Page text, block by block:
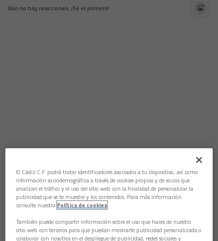
Aún no hay reacciones. ¡Sé el primero!
El Cádiz C.F. podrá tratar identificadores asociados a tu dispositivo, así como
información sociodemográfica a través de cookies propias y de socios que
analizan el tráfico y el uso del sitio web con la finalidad de personalizar la
publicidad que se te muestre y los contenidos. Para más información
consulte nuestra Política de cookies
También puede compartir información sobre el uso que haces de nuestro
sitio web con terceros para que puedan mostrarte publicidad personalizada o
colaborar con nosotros en el despliegue de publicidad, redes sociales y